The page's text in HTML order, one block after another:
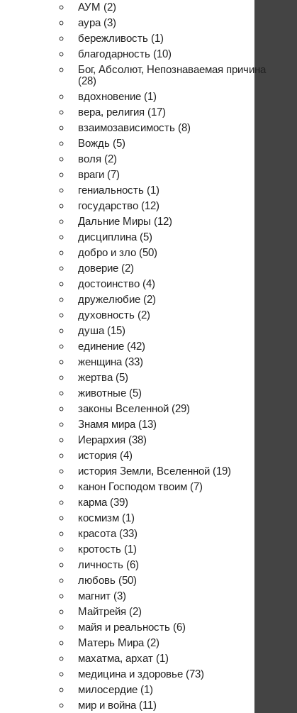
АУМ (2)
аура (3)
бережливость (1)
благодарность (10)
Бог, Абсолют, Непознаваемая причина
(28)
вдохновение (1)
вера, религия (17)
взаимозависимость (8)
Вождь (5)
воля (2)
враги (7)
гениальность (1)
государство (12)
Дальние Миры (12)
дисциплина (5)
добро и зло (50)
доверие (2)
достоинство (4)
дружелюбие (2)
духовность (2)
душа (15)
единение (42)
женщина (33)
жертва (5)
животные (5)
законы Вселенной (29)
Знамя мира (13)
Иерархия (38)
история (4)
история Земли, Вселенной (19)
канон Господом твоим (7)
карма (39)
космизм (1)
красота (33)
кротость (1)
личность (6)
любовь (50)
магнит (3)
Майтрейя (2)
майя и реальность (6)
Матерь Мира (2)
махатма, архат (1)
медицина и здоровье (73)
милосердие (1)
мир и война (11)